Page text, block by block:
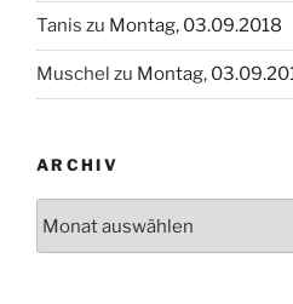
Tanis zu Montag, 03.09.2018
Muschel zu Montag,
ARCHIV